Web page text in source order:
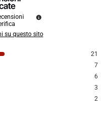
su questo sito
21
7
6
3
2